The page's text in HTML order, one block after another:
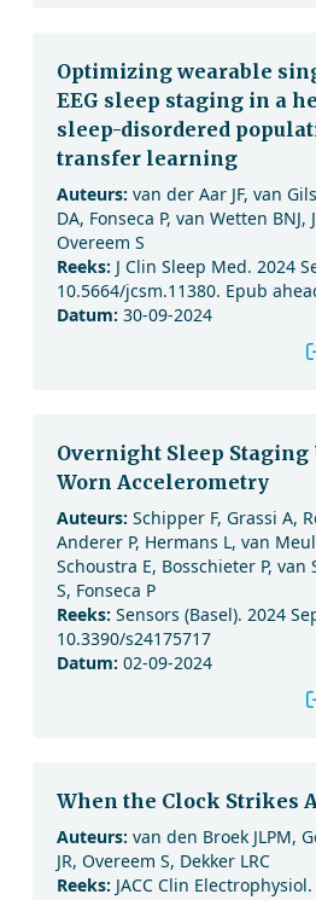
Optimizing wearable
EEG sleep staging in a
sleep-disordered
transfer learning
Auteurs: van der Aar JF, van
DA, Fonseca P, van Wetten BNJ,
Overeem S
Reeks: J Clin Sleep Med. 2024
10.5664/jcsm.11380. Epub
Datum: 30-09-2024
Overnight Sleep Staging
Worn Accelerometry
Auteurs: Schipper F, Grassi A,
Anderer P, Hermans L, van
Schoustra E, Bosschieter P, van
S, Fonseca P
Reeks: Sensors (Basel). 2024
10.3390/s24175717
Datum: 02-09-2024
When the Clock Strikes
Auteurs: van den Broek JLPM,
JR, Overeem S, Dekker LRC
Reeks: JACC Clin